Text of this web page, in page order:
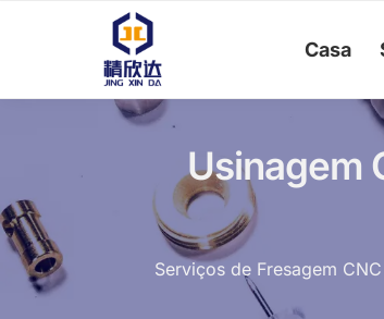
Casa
Usinagem
Serviços de Fresagem